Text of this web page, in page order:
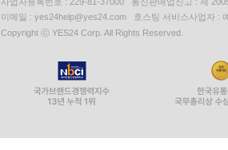
사업자등록번호 : 229-81-37000 통신판매업신고 : 제
이메일 : yes24help@yes24.com 호스팅 서비스사업자 :
Copyright ⓒ YES24 Corp. All Rights Reserved.